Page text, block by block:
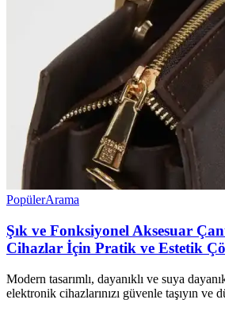
PopülerArama
Şık ve Fonksiyonel Aksesuar
Cihazlar İçin Pratik ve Estetik
Modern tasarımlı, dayanıklı ve suya
elektronik cihazlarınızı güvenle taşıyın ve